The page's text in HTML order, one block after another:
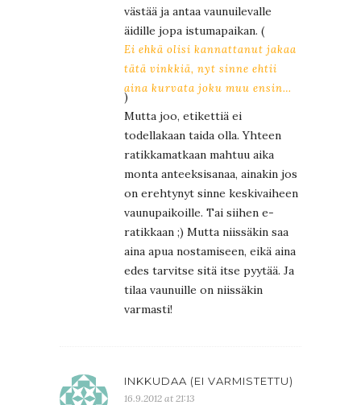
västää ja antaa vaunuilevalle
äidille jopa istumapaikan. (
Ei ehkä olisi kannattanut jakaa
tätä vinkkiä, nyt sinne ehtii
aina kurvata joku muu ensin…
)
Mutta joo, etikettiä ei
todellakaan taida olla. Yhteen
ratikkamatkaan mahtuu aika
monta anteeksisanaa, ainakin jos
on erehtynyt sinne keskivaiheen
vaunupaikoille. Tai siihen e-
ratikkaan ;) Mutta niissäkin saa
aina apua nostamiseen, eikä aina
edes tarvitse sitä itse pyytää. Ja
tilaa vaunuille on niissäkin
varmasti!
INKKUDAA (EI VARMISTETTU)
16.9.2012 at 21:13